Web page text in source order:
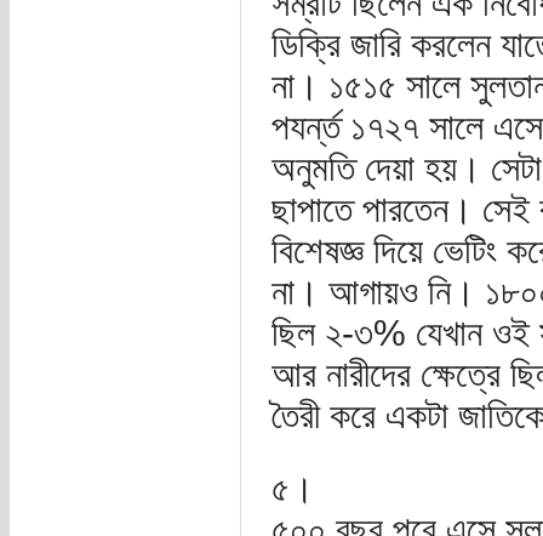
ডিক্রি জারি করলেন
না। ১৫১৫ সালে
পযর্ন্ত ১৭২৭ সালে
অনুমতি দেয়া হয়।
ছাপাতে পারতেন।
বিশেষজ্ঞ দিয়ে ভেটিং
না। আগায়ও নি। ১৮০০
ছিল ২-৩% যেখান ওই
আর নারীদের ক্ষেত্রে
তৈরী করে একটা
৫।